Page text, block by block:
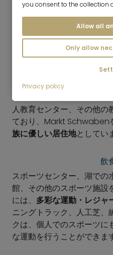
ショ
Markt Schwabenは、充実
ているため、家族連れにと
自治体の学校センターには
実科学校、ギムナジウムが
人教育センター、その他の
ており、Markt Schwaben
族に優しい居住地としてい
飲
スポーツセンター、湖での
館、その他のスポーツ施
には、 多彩な運動・レジャ
ニングトラック、人工芝、
クは、個人でのスポーツに
な運動を行うことができま
you consent to the collection
Allow all
Only allow
Privacy policy